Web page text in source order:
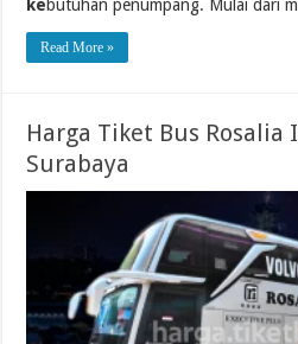
kebutuhan penumpang. Mulai dari
Read More »
Harga Tiket Bus Rosalia
Surabaya